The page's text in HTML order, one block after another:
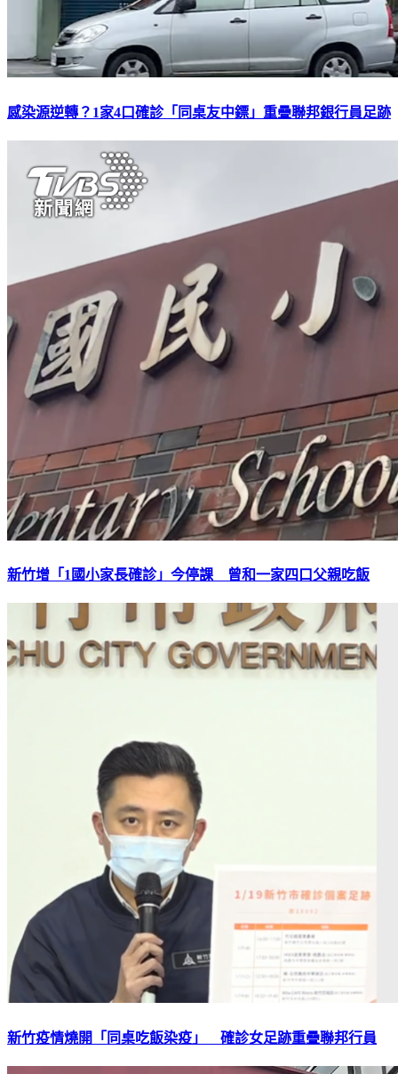
感染源逆轉？1家4口確診「同桌友中鏢」重疊聯邦銀行員足跡
新竹增「1國小家長確診」今停課 曾和一家四口父親吃飯
新竹疫情燒開「同桌吃飯染疫」 確診女足跡重疊聯邦行員